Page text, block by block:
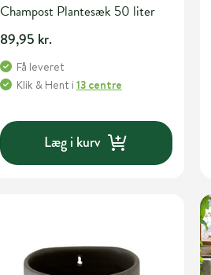
Champost Plantesæk 50 liter
89,95 kr.
Få leveret
Klik & Hent i 13 centre
Læg i kurv